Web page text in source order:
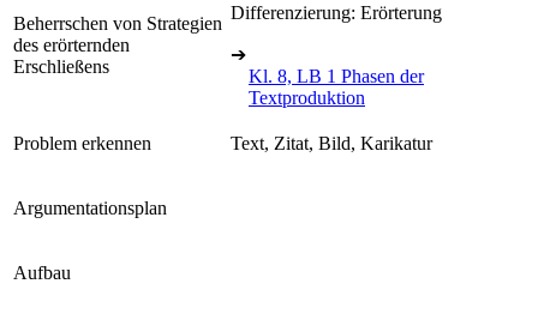
Beherrschen von Strategien
des erörternden
Erschließens
Differenzierung: Erörterung
➔
Kl. 8, LB 1 Phasen der
Textproduktion
Problem erkennen Text, Zitat, Bild, Karikatur
Argumentationsplan
Aufbau